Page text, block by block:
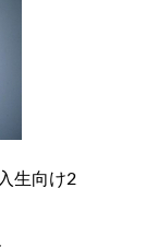
生向け2